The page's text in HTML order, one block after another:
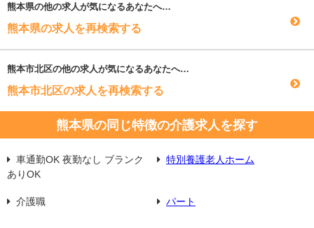
熊本県の他の求人が気になるあなたへ…
熊本県の求人を再検索する
熊本市北区の他の求人が気になるあなたへ…
熊本市北区の求人を再検索する
熊本県の同じ特徴の介護求人を探す
車通勤OK 夜勤なし ブランク
ありOK
特別養護老人ホーム
介護職 パート